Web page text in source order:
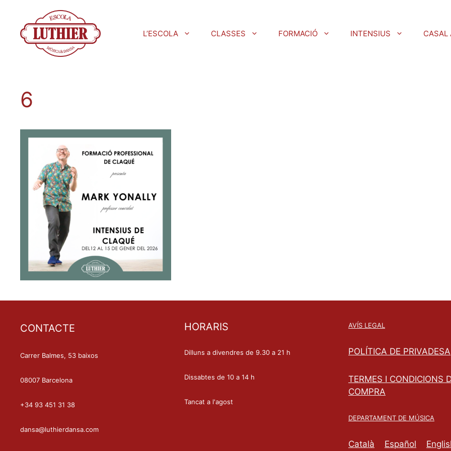
L’ESCOLA CLASSES FORMACIÓ INTENSIUS CASAL
6
CONTACTE
Carrer Balmes, 53 baixos
08007 Barcelona
+34 93 451 31 38
dansa@luthierdansa.com
HORARIS
Dilluns a divendres de 9.30 a 21 h
Dissabtes de 10 a 14 h
Tancat a l'agost
AVÍS LEGAL
POLÍTICA DE PRIVADESA
TERMES I CONDICIONS
COMPRA
DEPARTAMENT DE MÚSICA
Català Español